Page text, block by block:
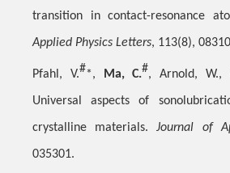
transition in contact-resonance
Applied Physics Letters, 113(8),
Pfahl, V.#*, Ma, C.#, Arnold, W.,
Universal aspects of
crystalline materials.Journal of
035301.